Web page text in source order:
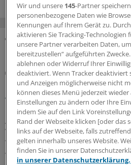
MEHR ZUM THEMA
Risiko einschätzen und
Diabetes und
gefährliche Kombi
Ein Diabetes schlägt auf
Augen. Dass er auch
Vorhofflimmern begünstigen
Wie Sie Ihre Patientinnen und
versorgen.
Wir und unsere 145-Partner
personenbezogene Daten wie
Kennungen auf Ihrem Gerät zu.
aktivieren Sie Tracking-Technologien
unsere Partner verarbeiten Daten,
bereitzustellen“ aufgeführten
ablehnen oder Widerruf Ihrer
deaktiviert. Wenn Tracker deaktiviert
und Anzeigen möglicherweise nicht
können dieses Menü jederzeit
Einstellungen zu ändern oder Ihre
indem Sie auf den Link
Rand der Webseite klicken [oder das
links auf der Webseite, falls
gelten innerhalb unseres Website.
finden Sie in unserer
in unserer Datenschutzerklärung.